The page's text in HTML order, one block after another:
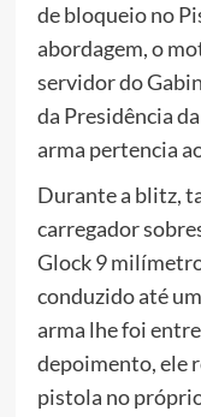
de bloqueio no
abordagem, o
servidor do
da Presidência
arma pertencia
Durante a blitz,
carregador
Glock 9
conduzido até
arma lhe foi
depoimento, ele
pistola no